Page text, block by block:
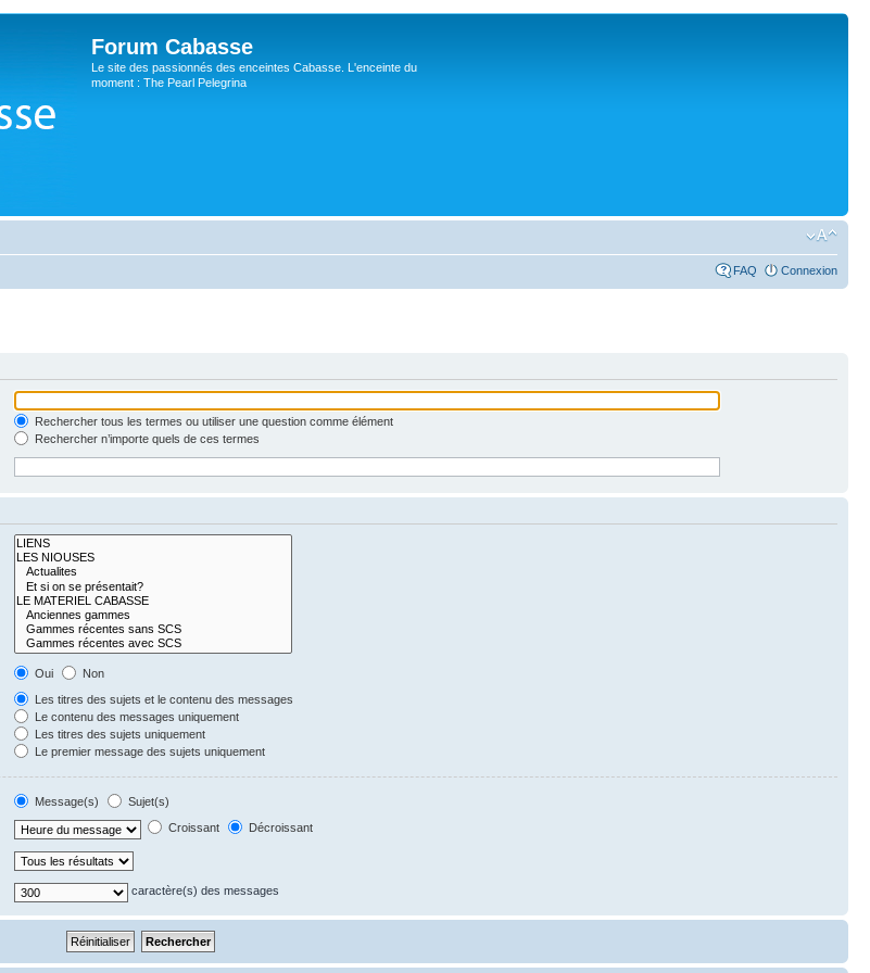
Forum Cabasse
Le site des passionnés des enceintes Cabasse. L'enceinte du
moment : The Pearl Pelegrina
FAQ Connexion
Rechercher tous les termes ou utiliser une question comme élément
Rechercher n’importe quels de ces termes
Oui
Non
Les titres des sujets et le contenu des messages
Le contenu des messages uniquement
Les titres des sujets uniquement
Le premier message des sujets uniquement
Message(s)
Sujet(s)
Croissant Décroissant
caractère(s) des messages